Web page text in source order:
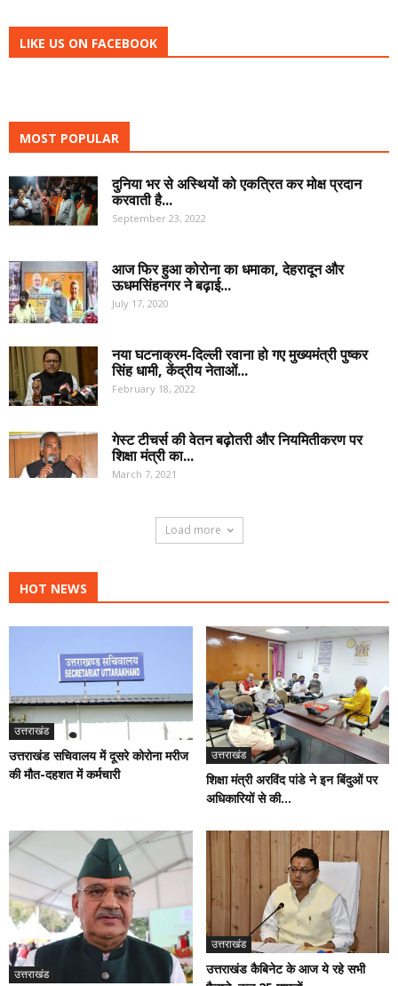
LIKE US ON FACEBOOK
MOST POPULAR
दुनिया भर से अस्थियों को एकत्रित कर मोक्ष प्रदान
करवाती है...
September 23, 2022
आज फिर हुआ कोरोना का धमाका, देहरादून और
ऊधमसिंहनगर ने बढ़ाई...
July 17, 2020
नया घटनाक्रम-दिल्ली रवाना हो गए मुख्यमंत्री पुष्कर
सिंह धामी, केंद्रीय नेताओं...
February 18, 2022
गेस्ट टीचर्स की वेतन बढ़ोतरी और नियमितीकरण पर
शिक्षा मंत्री का...
March 7, 2021
Load more
HOT NEWS
उत्तराखंड
उत्तराखंड सचिवालय में दूसरे कोरोना मरीज
की मौत-दहशत में कर्मचारी
उत्तराखंड
शिक्षा मंत्री अरविंद पांडे ने इन बिंदुओं पर
अधिकारियों से की...
उत्तराखंड
उत्तराखंड
उत्तराखंड कैबिनेट के आज ये रहे सभी